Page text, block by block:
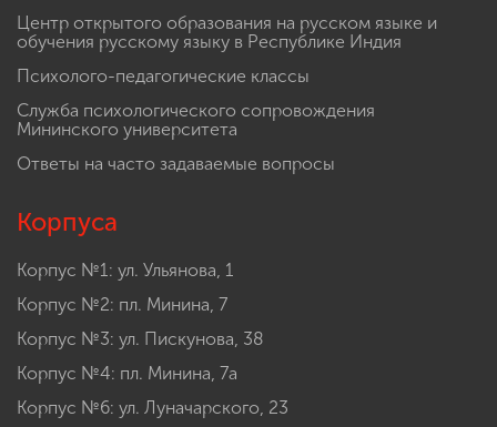
Центр открытого образования на русском языке и
обучения русскому языку в Республике Индия
Психолого-педагогические классы
Служба психологического сопровождения
Мининского университета
Ответы на часто задаваемые вопросы
Корпуса
Корпус №1: ул. Ульянова, 1
Корпус №2: пл. Минина, 7
Корпус №3: ул. Пискунова, 38
Корпус №4: пл. Минина, 7а
Корпус №6: ул. Луначарского, 23